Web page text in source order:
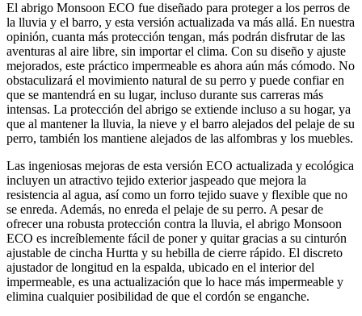
El abrigo Monsoon ECO fue diseñado para proteger a los perros de
la lluvia y el barro, y esta versión actualizada va más allá. En nuestra
opinión, cuanta más protección tengan, más podrán disfrutar de las
aventuras al aire libre, sin importar el clima. Con su diseño y ajuste
mejorados, este práctico impermeable es ahora aún más cómodo. No
obstaculizará el movimiento natural de su perro y puede confiar en
que se mantendrá en su lugar, incluso durante sus carreras más
intensas. La protección del abrigo se extiende incluso a su hogar, ya
que al mantener la lluvia, la nieve y el barro alejados del pelaje de su
perro, también los mantiene alejados de las alfombras y los muebles.
Las ingeniosas mejoras de esta versión ECO actualizada y ecológica
incluyen un atractivo tejido exterior jaspeado que mejora la
resistencia al agua, así como un forro tejido suave y flexible que no
se enreda. Además, no enreda el pelaje de su perro. A pesar de
ofrecer una robusta protección contra la lluvia, el abrigo Monsoon
ECO es increíblemente fácil de poner y quitar gracias a su cinturón
ajustable de cincha Hurtta y su hebilla de cierre rápido. El discreto
ajustador de longitud en la espalda, ubicado en el interior del
impermeable, es una actualización que lo hace más impermeable y
elimina cualquier posibilidad de que el cordón se enganche.